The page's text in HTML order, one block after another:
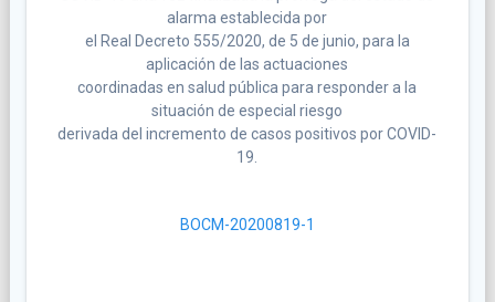
alarma establecida por
el Real Decreto 555/2020, de 5 de junio, para la
aplicación de las actuaciones
coordinadas en salud pública para responder a la
situación de especial riesgo
derivada del incremento de casos positivos por COVID-
19.
BOCM-20200819-1